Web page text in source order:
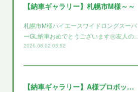
【納車ギャラリー】札幌市M様～～
札幌市M様ハイエースワイドロングスーパ
ーGL納車おめでとうございます㊗️友人の…
2026.08.02 05:52
【納車ギャラリー】A様プロボックス～～